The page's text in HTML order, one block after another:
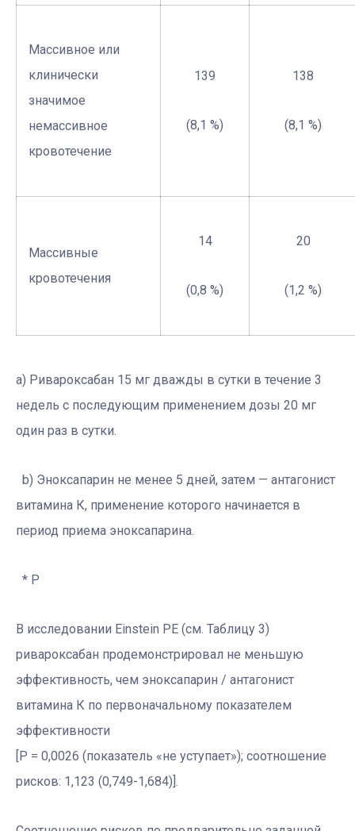
Массивное или
клинически
значимое
немассивное
кровотечение
139
(8,1 %)
138
(8,1 %)
Массивные
кровотечения
14
(0,8 %)
20
(1,2 %)
а) Ривароксабан 15 мг дважды в сутки в течение 3
недель с последующим применением дозы 20 мг
один раз в сутки.
b) Эноксапарин не менее 5 дней, затем — антагонист
витамина К, применение которого начинается в
период приема эноксапарина.
* Р
В исследовании Einstein PE (см. Таблицу 3)
ривароксабан продемонстрировал не меньшую
эффективность, чем эноксапарин / антагонист
витамина К по первоначальному показателем
эффективности
[Р = 0,0026 (показатель «не уступает»); соотношение
рисков: 1,123 (0,749-1,684)].